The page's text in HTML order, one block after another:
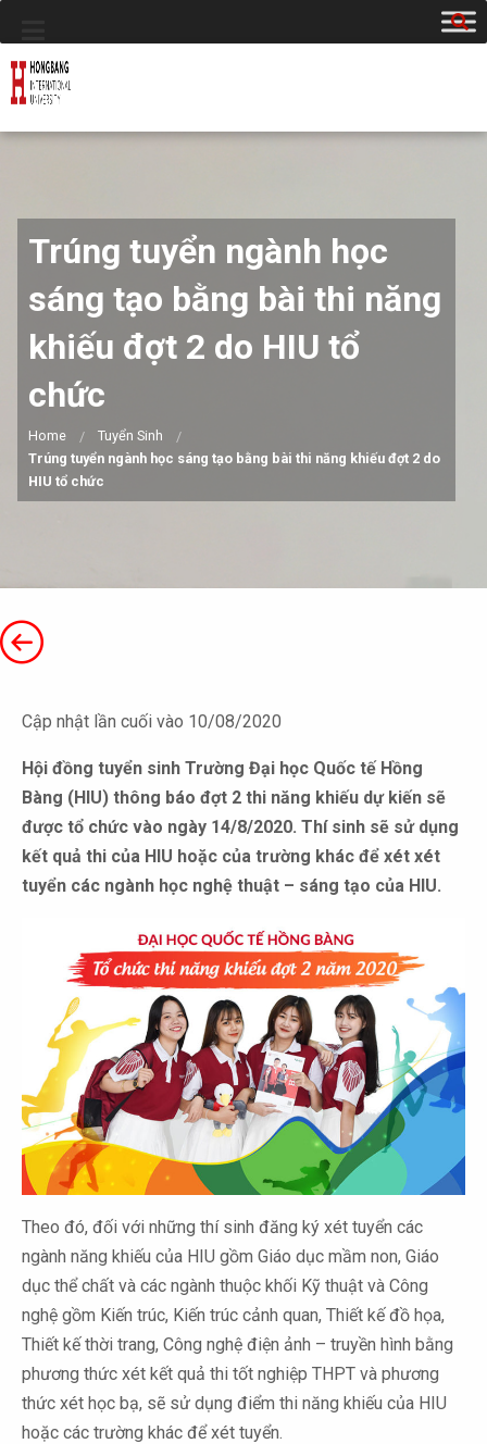
Trúng tuyển ngành học
sáng tạo bằng bài thi năng
khiếu đợt 2 do HIU tổ
chức
Home
Tuyển Sinh
Trúng tuyển ngành học sáng tạo bằng bài thi năng khiếu đợt 2 do
HIU tổ chức
Cập nhật lần cuối vào 10/08/2020
Hội đồng tuyển sinh Trường Đại học Quốc tế Hồng
Bàng (HIU) thông báo đợt 2 thi năng khiếu dự kiến sẽ
được tổ chức vào ngày 14/8/2020. Thí sinh sẽ sử dụng
kết quả thi của HIU hoặc của trường khác để xét xét
tuyển các ngành học nghệ thuật – sáng tạo của HIU.
Theo đó, đối với những thí sinh đăng ký xét tuyển các
ngành năng khiếu của HIU gồm Giáo dục mầm non, Giáo
dục thể chất và các ngành thuộc khối Kỹ thuật và Công
nghệ gồm Kiến trúc, Kiến trúc cảnh quan, Thiết kế đồ họa,
Thiết kế thời trang, Công nghệ điện ảnh – truyền hình bằng
phương thức xét kết quả thi tốt nghiệp THPT và phương
thức xét học bạ, sẽ sử dụng điểm thi năng khiếu của HIU
hoặc các trường khác để xét tuyển.